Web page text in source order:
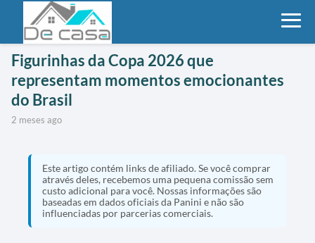
Figurinhas da Copa 2026 que
representam momentos emocionantes
do Brasil
2 meses ago
Este artigo contém links de afiliado. Se você comprar
através deles, recebemos uma pequena comissão sem
custo adicional para você. Nossas informações são
baseadas em dados oficiais da Panini e não são
influenciadas por parcerias comerciais.